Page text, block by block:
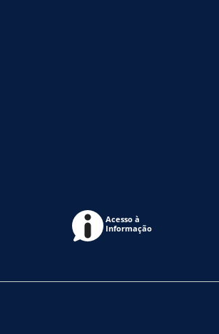
Acesso à
Informação